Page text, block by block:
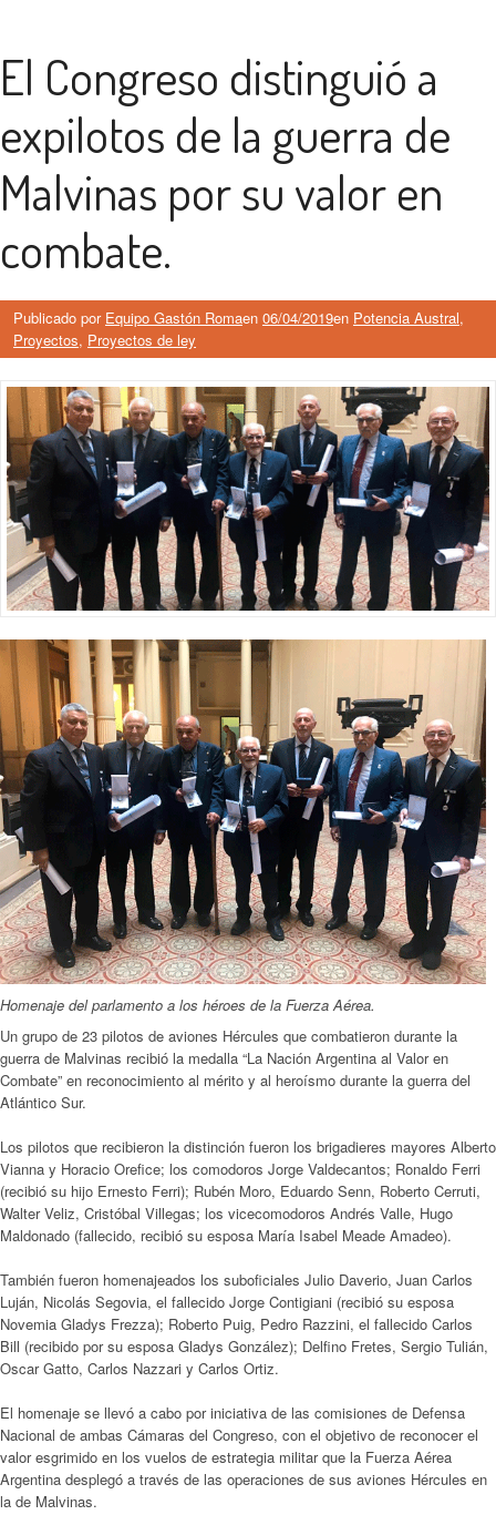
El Congreso distinguió a
expilotos de la guerra de
Malvinas por su valor en
combate.
Publicado por Equipo Gastón Romaen 06/04/2019en Potencia Austral,
Proyectos, Proyectos de ley
Homenaje del parlamento a los héroes de la Fuerza Aérea.
Un grupo de 23 pilotos de aviones Hércules que combatieron durante la
guerra de Malvinas recibió la medalla “La Nación Argentina al Valor en
Combate” en reconocimiento al mérito y al heroísmo durante la guerra del
Atlántico Sur.
Los pilotos que recibieron la distinción fueron los brigadieres mayores Alberto
Vianna y Horacio Orefice; los comodoros Jorge Valdecantos; Ronaldo Ferri
(recibió su hijo Ernesto Ferri); Rubén Moro, Eduardo Senn, Roberto Cerruti,
Walter Veliz, Cristóbal Villegas; los vicecomodoros Andrés Valle, Hugo
Maldonado (fallecido, recibió su esposa María Isabel Meade Amadeo).
También fueron homenajeados los suboficiales Julio Daverio, Juan Carlos
Luján, Nicolás Segovia, el fallecido Jorge Contigiani (recibió su esposa
Novemia Gladys Frezza); Roberto Puig, Pedro Razzini, el fallecido Carlos
Bill (recibido por su esposa Gladys González); Delfino Fretes, Sergio Tulián,
Oscar Gatto, Carlos Nazzari y Carlos Ortiz.
El homenaje se llevó a cabo por iniciativa de las comisiones de Defensa
Nacional de ambas Cámaras del Congreso, con el objetivo de reconocer el
valor esgrimido en los vuelos de estrategia militar que la Fuerza Aérea
Argentina desplegó a través de las operaciones de sus aviones Hércules en
la de Malvinas.